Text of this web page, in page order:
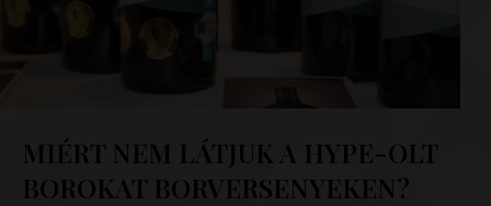
MIÉRT NEM LÁTJUK A HYPE-OLT
BOROKAT BORVERSENYEKEN?